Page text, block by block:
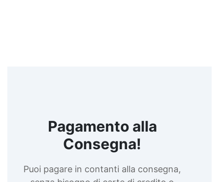
Pagamento alla
Consegna!
Puoi pagare in contanti alla consegna,